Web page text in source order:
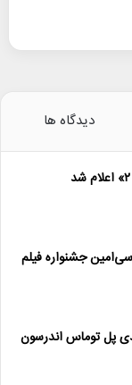
دیدگاه ها
به سی‌امین جشنواره فیلم
پل توماس اندرسون